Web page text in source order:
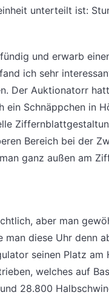
unterteilt ist:
und erwarb
ich sehr
Der Auktionatorr
Schnäppchen in
Bereich bei der
ganz außen am
aber man
diese Uhr denn
seinen Platz
welches auf
28.800